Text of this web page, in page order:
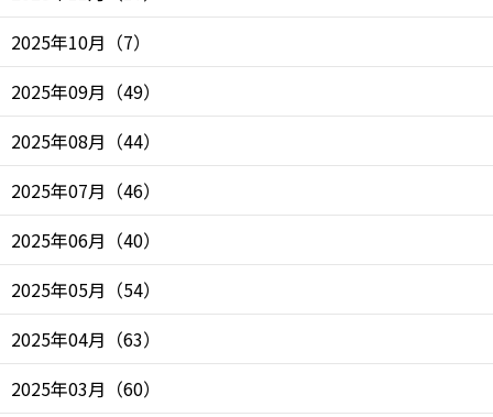
2025年10月 （7）
2025年09月 （49）
2025年08月 （44）
2025年07月 （46）
2025年06月 （40）
2025年05月 （54）
2025年04月 （63）
2025年03月 （60）